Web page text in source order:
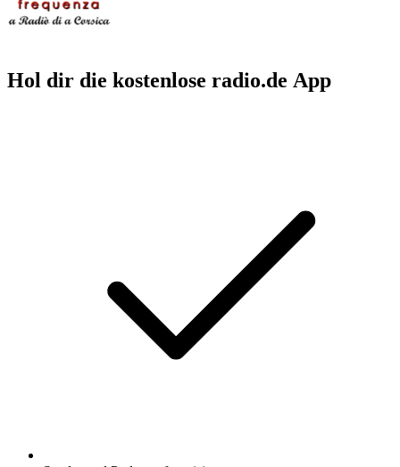
Hol dir die kostenlose radio.de App